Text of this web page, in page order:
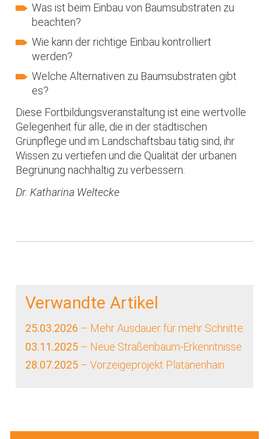
Was ist beim Einbau von Baumsubstraten zu
beachten?
Wie kann der richtige Einbau kontrolliert
werden?
Welche Alternativen zu Baumsubstraten gibt
es?
Diese Fortbildungsveranstaltung ist eine wertvolle
Gelegenheit für alle, die in der städtischen
Grünpflege und im Landschaftsbau tätig sind, ihr
Wissen zu vertiefen und die Qualität der urbanen
Begrünung nachhaltig zu verbessern.
Dr. Katharina Weltecke
Verwandte Artikel
25.03.2026 – Mehr Ausdauer für mehr Schnitte
03.11.2025 – Neue Straßenbaum-Erkenntnisse
28.07.2025 – Vorzeigeprojekt Platanenhain